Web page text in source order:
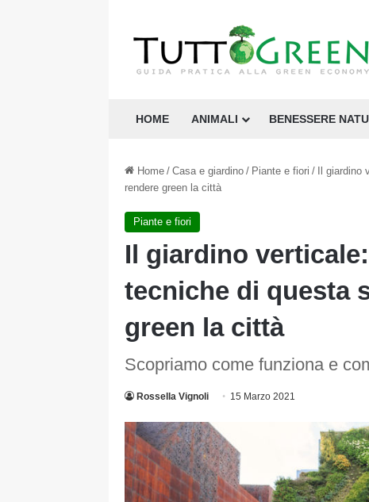
HOME ANIMALI BENESSERE
Home / Casa e giardino / Piante e fiori /
Il
rendere green la città
Piante e fiori
Il giardino
tecniche di questa
green la città
Scopriamo come funziona e
Rossella Vignoli 15 Marzo 2021